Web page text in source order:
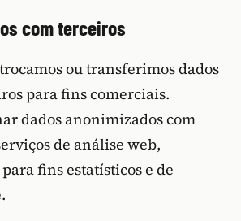
com terceiros
ou transferimos dados
para fins comerciais.
dados anonimizados com
de análise web,
fins estatísticos e de